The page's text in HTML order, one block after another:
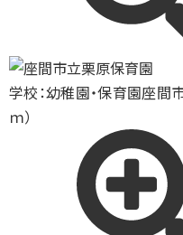
学校：幼稚園・保育園座間
ｍ）